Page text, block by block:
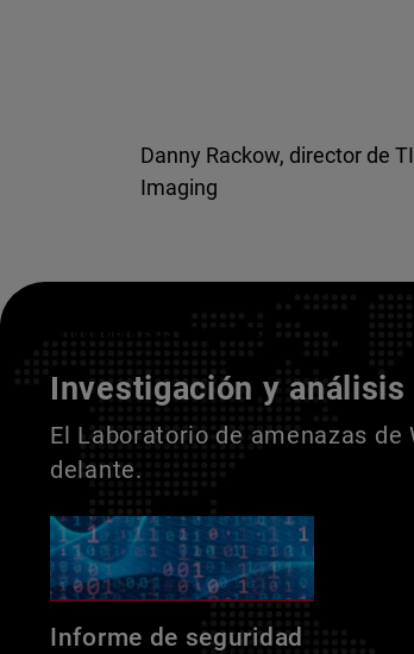
Danny Rackow, director de
Imaging
Investigación y
El Laboratorio de amenazas
delante.
Informe de seguridad